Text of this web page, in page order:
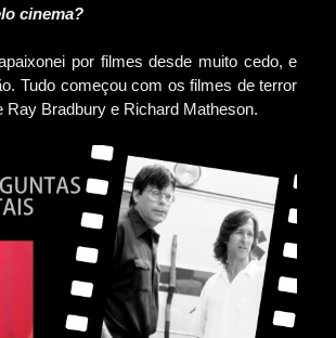
cinema?
por filmes desde muito cedo, e
Tudo começou com os filmes de terror
Ray Bradbury e Richard Matheson.